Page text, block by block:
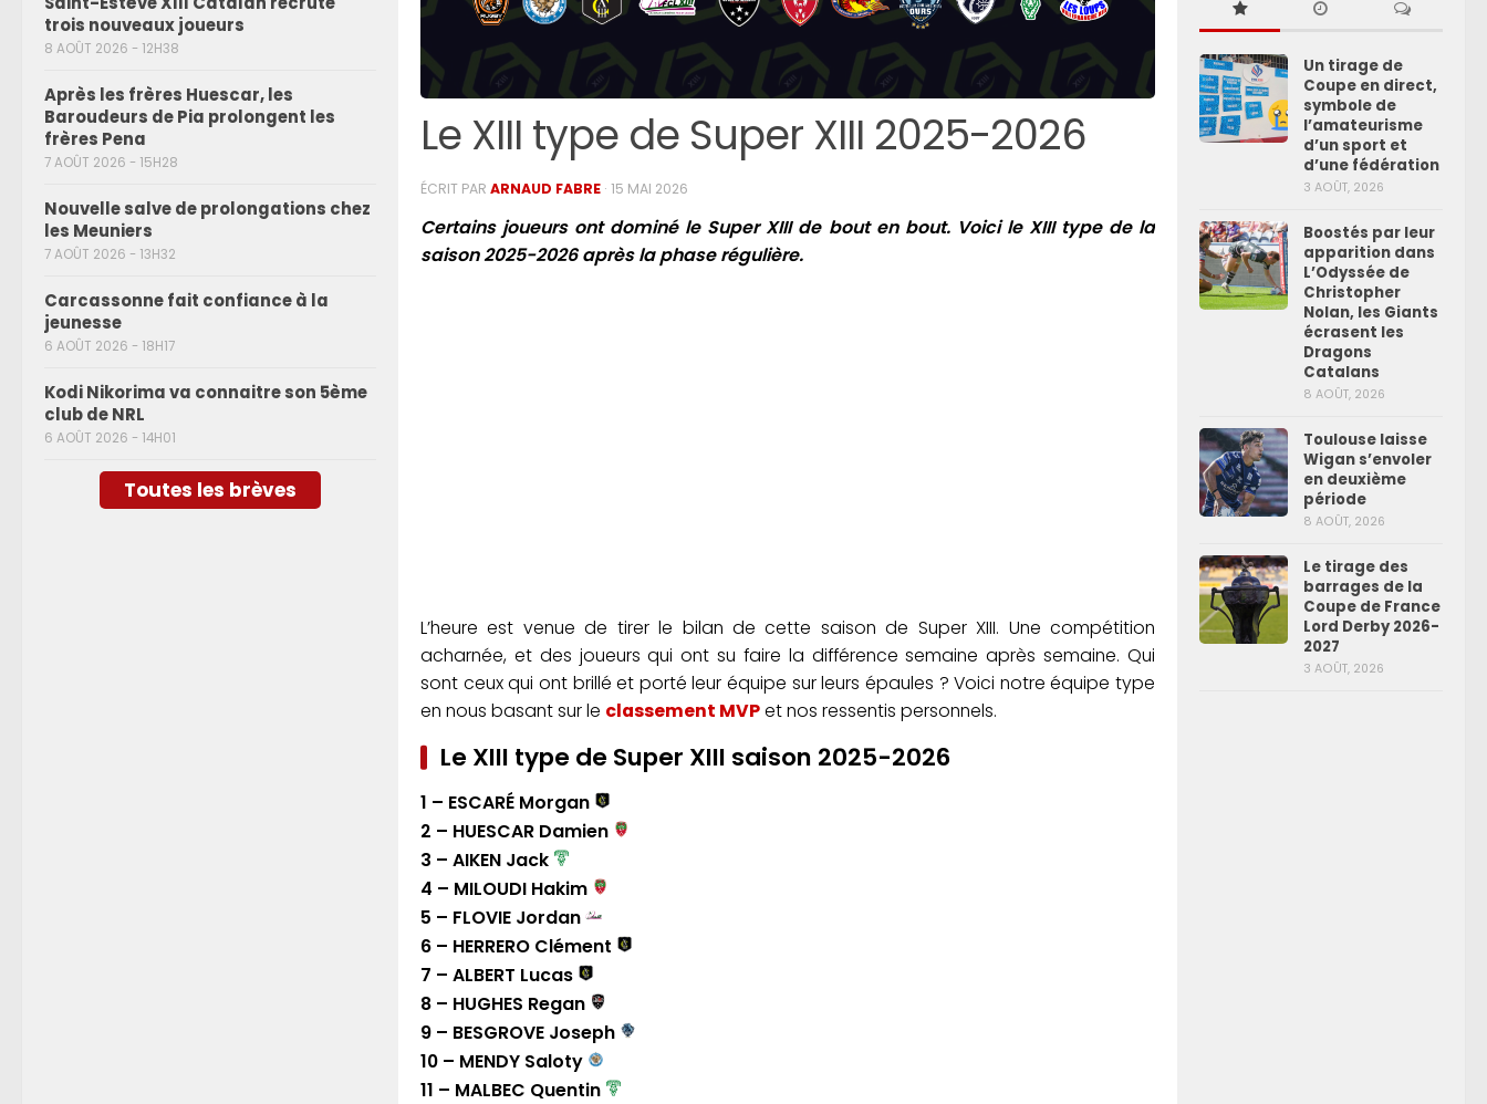
Le XIII type de Super XIII 2025-2026
ÉCRIT PAR ARNAUD FABRE · 15 MAI 2026
Certains joueurs ont dominé le Super XIII de bout en bout. Voici le XIII type de la
saison 2025-2026 après la phase régulière.
L’heure est venue de tirer le bilan de cette saison de Super XIII. Une compétition
acharnée, et des joueurs qui ont su faire la différence semaine après semaine. Qui
sont ceux qui ont brillé et porté leur équipe sur leurs épaules ? Voici notre équipe type
en nous basant sur le classement MVPet nos ressentis personnels.
Le XIII type de Super XIII saison 2025-2026
1 – ESCARÉ Morgan
2 – HUESCAR Damien
3 – AIKEN Jack
4 – MILOUDI Hakim
5 – FLOVIE Jordan
6 – HERRERO Clément
7 – ALBERT Lucas
8 – HUGHES Regan
9 – BESGROVE Joseph
10 – MENDY Saloty
11 – MALBEC Quentin
trois nouveaux joueurs
8 AOÛT 2026 - 12H38
Après les frères Huescar, les
Baroudeurs de Pia prolongent les
frères Pena
7 AOÛT 2026 - 15H28
Nouvelle salve de prolongations chez
les Meuniers
7 AOÛT 2026 - 13H32
Carcassonne fait confiance à la
jeunesse
6 AOÛT 2026 - 18H17
Kodi Nikorima va connaitre son 5ème
club de NRL
6 AOÛT 2026 - 14H01
Toutes les brèves
Un tirage de
Coupe en direct,
symbole de
l’amateurisme
d’un sport et
d’une fédération
3 AOÛT, 2026
Boostés par leur
apparition dans
L’Odyssée de
Christopher
Nolan, les Giants
écrasent les
Dragons
Catalans
8 AOÛT, 2026
Toulouse laisse
Wigan s’envoler
en deuxième
période
8 AOÛT, 2026
Le tirage des
barrages de la
Coupe de France
Lord Derby 2026-
2027
3 AOÛT, 2026